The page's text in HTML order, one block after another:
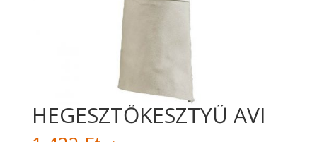
HEGESZTŐKESZTYŰ AVI